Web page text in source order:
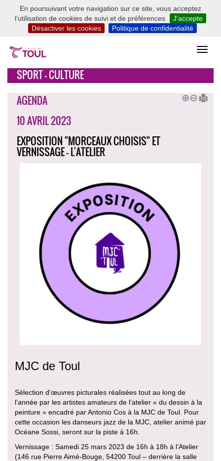
En poursuivant votre navigation sur ce site, vous acceptez
l’utilisation de cookies de suivi et de préférences
J’accepte
Désactiver les cookies
Politique de confidentialité
SPORT - CULTURE
AGENDA
10 AVRIL 2023
EXPOSITION "MORCEAUX CHOISIS" ET
VERNISSAGE - L’ATELIER
MJC de Toul
Sélection d’œuvres picturales réalisées tout au long de
l’année par les artistes amateurs de l’atelier « du dessin à la
peinture » encadré par Antonio Cos à la MJC de Toul. Pour
cette occasion les danseurs jazz de la MJC, atelier animé par
Océane Sossi, seront sur la piste à 16h.
Vernissage : Samedi 25 mars 2023 de 16h à 18h à l’Atelier
(146 rue Pierre Aimé-Bouge, 54200 Toul – derrière la salle